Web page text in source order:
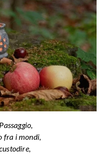
fra i mondi,